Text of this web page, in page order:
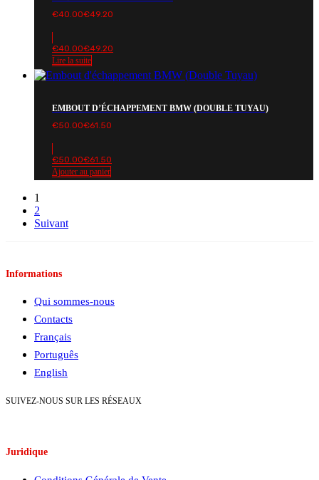
€40.00€49.20
€40.00€49.20
Lire la suite
EMBOUT D’ÉCHAPPEMENT BMW (DOUBLE TUYAU)
€50.00€61.50
€50.00€61.50
Ajouter au panier
1
2
Suivant
Informations
Qui sommes-nous
Contacts
Français
Português
English
SUIVEZ-NOUS SUR LES RÉSEAUX
Juridique